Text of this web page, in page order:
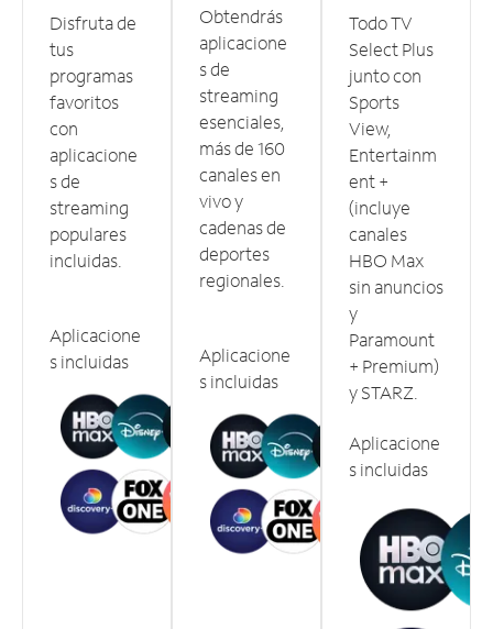
Disfruta de
tus
programas
favoritos
con
aplicacione
s de
streaming
populares
incluidas.
Aplicacione
s incluidas
Obtendrás
aplicacione
s de
streaming
esenciales,
más de 160
canales en
vivo y
cadenas de
deportes
regionales.
Aplicacione
s incluidas
Todo TV
Select Plus
junto con
Sports
View,
Entertainm
ent +
(incluye
canales
HBO Max
sin anuncios
y
Paramount
+ Premium)
y STARZ.
Aplicacione
s incluidas